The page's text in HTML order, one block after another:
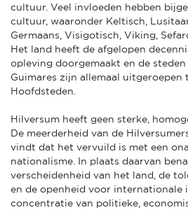
cultuur. Veel invloeden hebben
cultuur, waaronder Keltisch,
Germaans, Visigotisch, Viking,
Het land heeft de afgelopen
opleving doorgemaakt en de
Guimares zijn allemaal uitgeroepen
Hoofdsteden.
Hilversum heeft geen sterke,
De meerderheid van de
vindt dat het vervuild is met een
nationalisme. In plaats daarvan
verscheidenheid van het land, de
en de openheid voor internationale
concentratie van politieke,